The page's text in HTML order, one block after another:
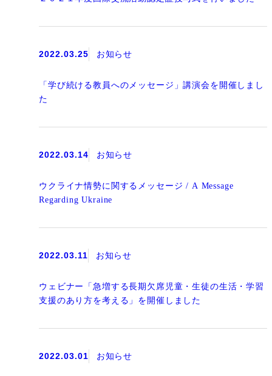
2022.03.25 お知らせ
「学び続ける教員へのメッセージ」講演会を開催しまし
た
2022.03.14 お知らせ
ウクライナ情勢に関するメッセージ / A Message
Regarding Ukraine
2022.03.11 お知らせ
ウェビナー「急増する長期欠席児童・生徒の生活・学習
支援のあり方を考える」を開催しました
2022.03.01 お知らせ